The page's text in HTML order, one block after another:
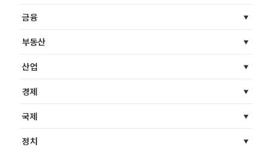
금융
부동산
산업
경제
국제
정치